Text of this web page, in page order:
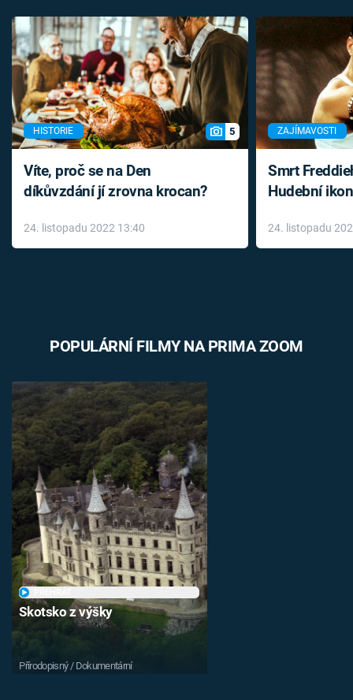
HISTORIE 5
Víte, proč se na Den
díkůvzdání jí zrovna krocan?
24. listopadu 2022 13:40
ZAJÍMAVOSTI
Smrt
Hudební
léky
24. listopadu
POPULÁRNÍ FILMY NA PRIMA ZOOM
Skotsko z výšky
Přírodopisný / Dokumentární